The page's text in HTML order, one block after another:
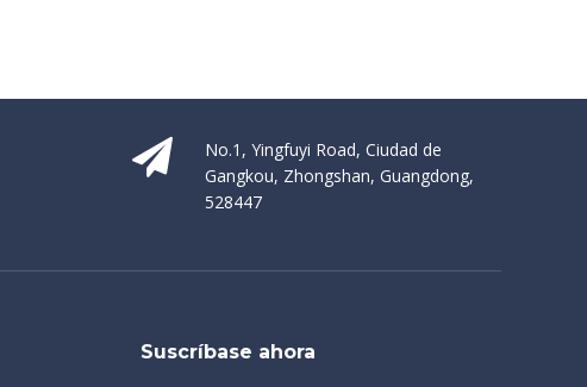
No.1, Yingfuyi Road, Ciudad de
Gangkou, Zhongshan, Guangdong,
528447
Suscríbase ahora